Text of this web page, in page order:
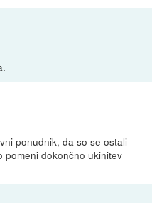
ponudnik, da so se ostali
pomeni dokončno ukinitev